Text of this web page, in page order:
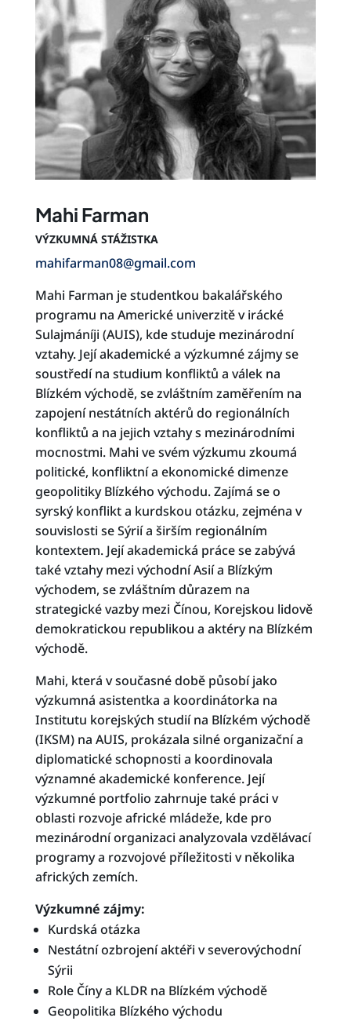
Mahi Farman
VÝZKUMNÁ STÁŽISTKA
mahifarman08@gmail.com
Mahi Farman je studentkou bakalářského
programu na Americké univerzitě v irácké
Sulajmáníji (AUIS), kde studuje mezinárodní
vztahy. Její akademické a výzkumné zájmy se
soustředí na studium konfliktů a válek na
Blízkém východě, se zvláštním zaměřením na
zapojení nestátních aktérů do regionálních
konfliktů a na jejich vztahy s mezinárodními
mocnostmi. Mahi ve svém výzkumu zkoumá
politické, konfliktní a ekonomické dimenze
geopolitiky Blízkého východu. Zajímá se o
syrský konflikt a kurdskou otázku, zejména v
souvislosti se Sýrií a širším regionálním
kontextem. Její akademická práce se zabývá
také vztahy mezi východní Asií a Blízkým
východem, se zvláštním důrazem na
strategické vazby mezi Čínou, Korejskou lidově
demokratickou republikou a aktéry na Blízkém
východě.
Mahi, která v současné době působí jako
výzkumná asistentka a koordinátorka na
Institutu korejských studií na Blízkém východě
(IKSM) na AUIS, prokázala silné organizační a
diplomatické schopnosti a koordinovala
významné akademické konference. Její
výzkumné portfolio zahrnuje také práci v
oblasti rozvoje africké mládeže, kde pro
mezinárodní organizaci analyzovala vzdělávací
programy a rozvojové příležitosti v několika
afrických zemích.
Výzkumné zájmy:
Kurdská otázka
Nestátní ozbrojení aktéři v severovýchodní
Sýrii
Role Číny a KLDR na Blízkém východě
Geopolitika Blízkého východu